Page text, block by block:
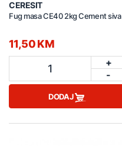
CERESIT
Fug masa CE40 2kg Cement siva
11,50 KM
1
+
-
DODAJ